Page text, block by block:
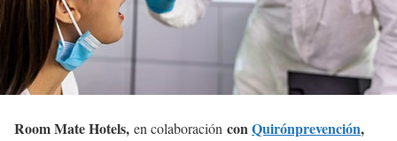
Room Mate Hotels, en colaboración conQuirónprevención,